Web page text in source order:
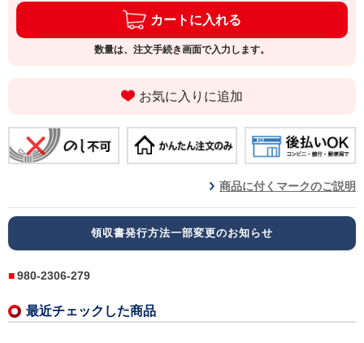
カートに入れる
数量は、注文手続き画面で入力します。
お気に入りに追加
商品に付くマークのご説明
領収書発行方法一部変更のお知らせ
980-2306-279
最近チェックした商品